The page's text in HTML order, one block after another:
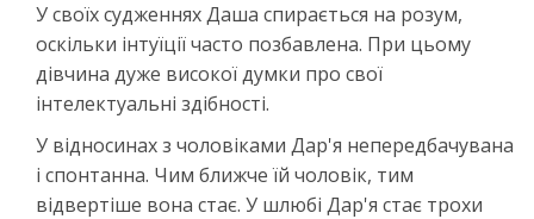
У своїх судженнях Даша спирається на розум,
оскільки інтуїції часто позбавлена. При цьому
дівчина дуже високої думки про свої
інтелектуальні здібності.
У відносинах з чоловіками Дар'я непередбачувана
і спонтанна. Чим ближче їй чоловік, тим
відвертіше вона стає. У шлюбі Дар'я стає трохи